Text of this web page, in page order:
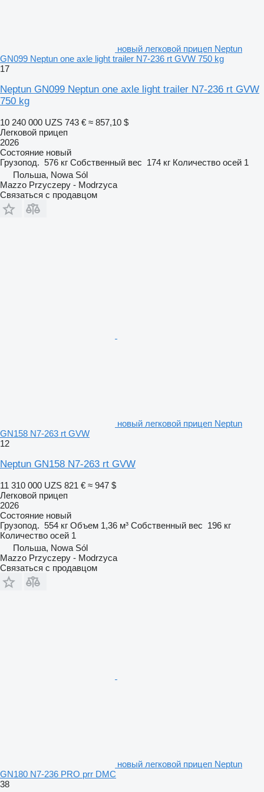
новый легковой прицеп Neptun
GN099 Neptun one axle light trailer N7-236 rt GVW 750 kg
17
Neptun GN099 Neptun one axle light trailer N7-236 rt GVW
750 kg
10 240 000 UZS 743 € ≈ 857,10 $
Легковой прицеп
2026
Состояние новый
Грузопод. 576 кг Собственный вес 174 кг Количество осей 1
Польша, Nowa Sól
Mazzo Przyczepy - Modrzyca
Связаться с продавцом
новый легковой прицеп Neptun
GN158 N7-263 rt GVW
12
Neptun GN158 N7-263 rt GVW
11 310 000 UZS 821 € ≈ 947 $
Легковой прицеп
2026
Состояние новый
Грузопод. 554 кг Объем 1,36 м³ Собственный вес 196 кг
Количество осей 1
Польша, Nowa Sól
Mazzo Przyczepy - Modrzyca
Связаться с продавцом
новый легковой прицеп Neptun
GN180 N7-236 PRO prr DMC
38